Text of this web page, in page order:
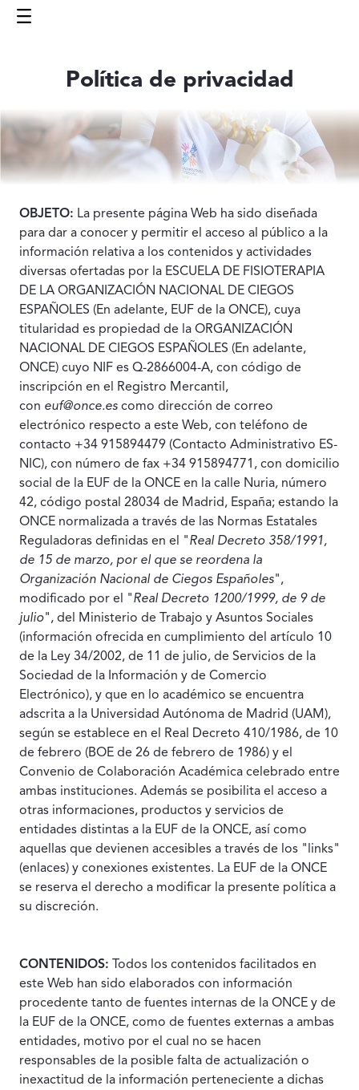
Política de privacidad
OBJETO: La presente página Web ha sido diseñada
para dar a conocer y permitir el acceso al público a la
información relativa a los contenidos y actividades
diversas ofertadas por la ESCUELA DE FISIOTERAPIA
DE LA ORGANIZACIÓN NACIONAL DE CIEGOS
ESPAÑOLES (En adelante, EUF de la ONCE), cuya
titularidad es propiedad de la ORGANIZACIÓN
NACIONAL DE CIEGOS ESPAÑOLES (En adelante,
ONCE) cuyo NIF es Q-2866004-A, con código de
inscripción en el Registro Mercantil,
con euf@once.es como dirección de correo
electrónico respecto a este Web, con teléfono de
contacto +34 915894479 (Contacto Administrativo ES-
NIC), con número de fax +34 915894771, con domicilio
social de la EUF de la ONCE en la calle Nuria, número
42, código postal 28034 de Madrid, España; estando la
ONCE normalizada a través de las Normas Estatales
Reguladoras definidas en el "Real Decreto 358/1991,
de 15 de marzo, por el que se reordena la
Organización Nacional de Ciegos Españoles",
modificado por el "Real Decreto 1200/1999, de 9 de
julio", del Ministerio de Trabajo y Asuntos Sociales
(información ofrecida en cumplimiento del artículo 10
de la Ley 34/2002, de 11 de julio, de Servicios de la
Sociedad de la Información y de Comercio
Electrónico), y que en lo académico se encuentra
adscrita a la Universidad Autónoma de Madrid (UAM),
según se establece en el Real Decreto 410/1986, de 10
de febrero (BOE de 26 de febrero de 1986) y el
Convenio de Colaboración Académica celebrado entre
ambas instituciones. Además se posibilita el acceso a
otras informaciones, productos y servicios de
entidades distintas a la EUF de la ONCE, así como
aquellas que devienen accesibles a través de los "links"
(enlaces) y conexiones existentes. La EUF de la ONCE
se reserva el derecho a modificar la presente política a
su discreción.
CONTENIDOS: Todos los contenidos facilitados en
este Web han sido elaborados con información
procedente tanto de fuentes internas de la ONCE y de
la EUF de la ONCE, como de fuentes externas a ambas
entidades, motivo por el cual no se hacen
responsables de la posible falta de actualización o
inexactitud de la información perteneciente a dichas